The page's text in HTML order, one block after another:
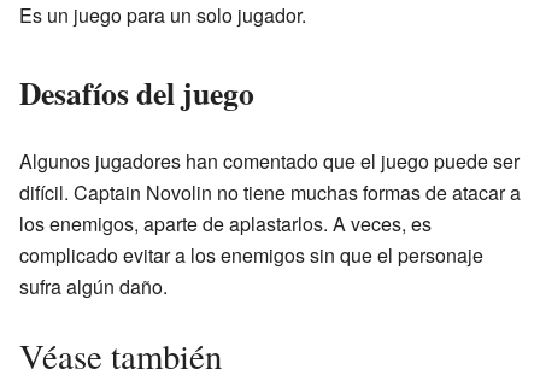
Es un juego para un solo jugador.
Desafíos del juego
Algunos jugadores han comentado que el juego puede ser
difícil. Captain Novolin no tiene muchas formas de atacar a
los enemigos, aparte de aplastarlos. A veces, es
complicado evitar a los enemigos sin que el personaje
sufra algún daño.
Véase también